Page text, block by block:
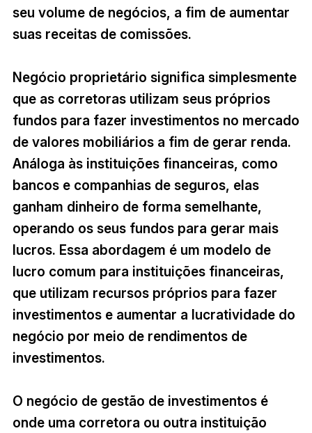
seu volume de negócios, a fim de aumentar
suas receitas de comissões.
Negócio proprietário significa simplesmente
que as corretoras utilizam seus próprios
fundos para fazer investimentos no mercado
de valores mobiliários a fim de gerar renda.
Análoga às instituições financeiras, como
bancos e companhias de seguros, elas
ganham dinheiro de forma semelhante,
operando os seus fundos para gerar mais
lucros. Essa abordagem é um modelo de
lucro comum para instituições financeiras,
que utilizam recursos próprios para fazer
investimentos e aumentar a lucratividade do
negócio por meio de rendimentos de
investimentos.
O negócio de gestão de investimentos é
onde uma corretora ou outra instituição